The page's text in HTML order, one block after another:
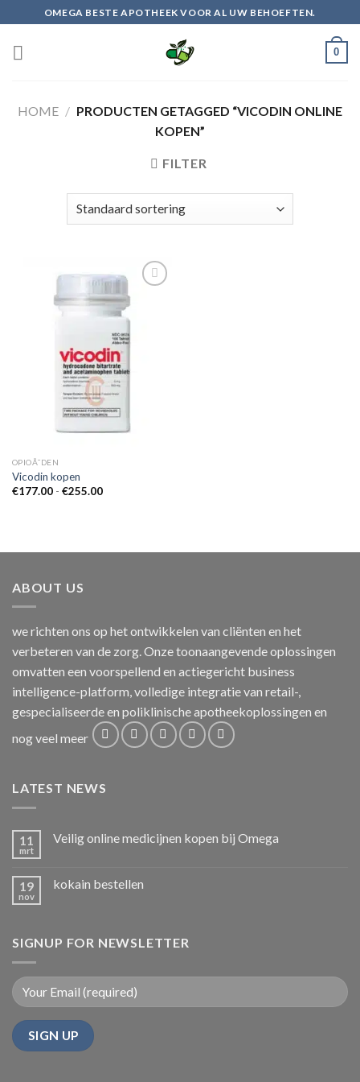
to
content
OMEGA BESTE APOTHEEK VOOR AL UW BEHOEFTEN.
0
HOME / PRODUCTEN GETAGGED “VICODIN ONLINE
KOPEN”
FILTER
OPIOÃ¯DEN
Vicodin kopen
€177.00 - €255.00Prijsklasse:
ABOUT US
we richten ons op het ontwikkelen van cliënten en het
verbeteren van de zorg. Onze toonaangevende oplossingen
omvatten een voorspellend en actiegericht business
intelligence-platform, volledige integratie van retail-,
gespecialiseerde en poliklinische apotheekoplossingen en
nog veel meer
LATEST NEWS
11
mrt
Veilig online medicijnen kopen bij Omega
19
nov
kokain bestellen
SIGNUP FOR NEWSLETTER